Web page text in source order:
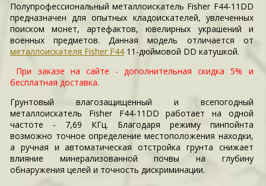
Полупрофессиональный металлоискатель Fisher F44-11DD
предназначен для опытных кладоискателей, увлеченных
поиском монет, артефактов, ювелирных украшений и
военных предметов. Данная модель отличается от
металлоискателя Fisher F44 11-дюймовой DD катушкой.
При заказе на сайте - дополнительная скидка 5% и
бесплатная доставка.
Грунтовый влагозащищенный и всепогодный
металлоискатель Fisher F44-11DD работает на одной
частоте - 7,69 КГц. Благодаря режиму пинпойнта
возможно точное определение местоположения находки,
а ручная и автоматическая отстройка грунта снижает
влияние минерализованной почвы на глубину
обнаружения целей и точность дискриминации.